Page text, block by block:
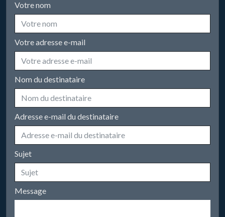
Votre nom
Votre adresse e-mail
Nom du destinataire
Adresse e-mail du destinataire
Sujet
Message